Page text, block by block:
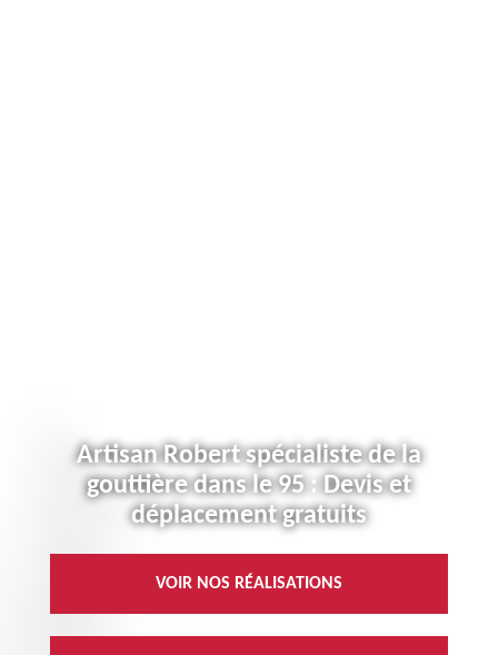
Artisan Robert spécialiste de la
gouttière dans le 95 : Devis et
déplacement gratuits
VOIR NOS RÉALISATIONS